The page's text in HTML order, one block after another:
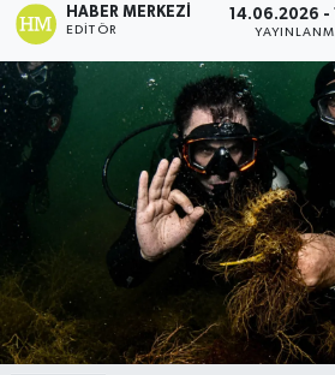
HABER MERKEZI
EDITÖR
14.06.2026 -